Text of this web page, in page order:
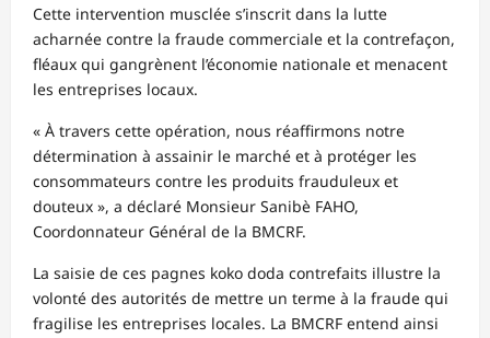
Cette intervention musclée s’inscrit dans la lutte
acharnée contre la fraude commerciale et la contrefaçon,
fléaux qui gangrènent l’économie nationale et menacent
les entreprises locaux.
« À travers cette opération, nous réaffirmons notre
détermination à assainir le marché et à protéger les
consommateurs contre les produits frauduleux et
douteux », a déclaré Monsieur Sanibè FAHO,
Coordonnateur Général de la BMCRF.
La saisie de ces pagnes koko doda contrefaits illustre la
volonté des autorités de mettre un terme à la fraude qui
fragilise les entreprises locales. La BMCRF entend ainsi